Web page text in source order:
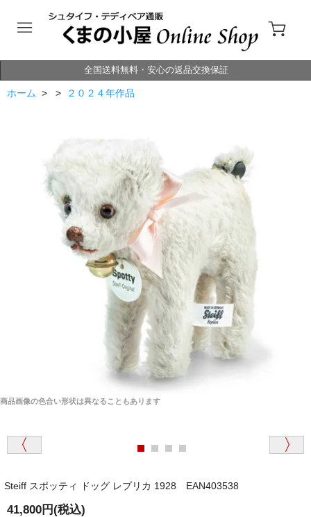
全国送料無料・安心の返品交換保証
ホーム > > ２０２４年作品
商品画像の色合い形状は異なることもあります
Steiff スポッティ ドッグ レプリカ 1928 EAN403538
41,800円(税込)